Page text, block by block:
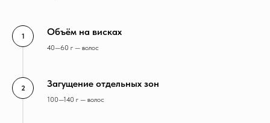
Объём на висках
40—60 г — волос
Загущение отдельных зон
100—140 г — волос